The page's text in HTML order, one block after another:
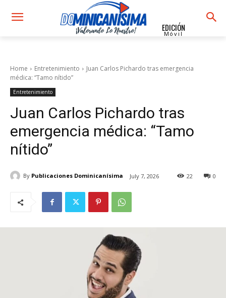
EDICIÓN
Móvil
Home Entretenimiento
Juan Carlos Pichardo tras emergencia
médica: “Tamo nítido”
Entretenimiento
Juan Carlos Pichardo tras
emergencia médica: “Tamo
nítido”
By Publicaciones Dominicanísima July 7, 2026 0
22